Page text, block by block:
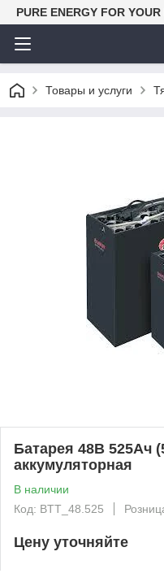
PURE ENERGY FOR
Товары и услуги
Батарея 48В 525Ач
аккумуляторная
В наличии
Код: BTT_48.525
Цену уточняйте